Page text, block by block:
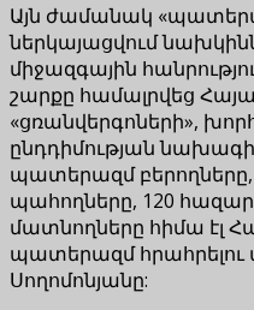
Այն ժամանակ
ներկայացվում
միջազգային
շարքը համալրվեց
«ցռանվերգոների»,
ընդդիմության
պատերազմ
պահողները, 120
մատնողները հիմա էլ
պատերազմ հրահրելու
Սողոմոնյանը: